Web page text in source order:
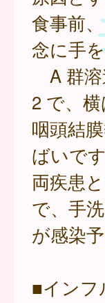
食事前
念に手
A 群溶
2 で、横
咽頭結
ばいで
両疾患
で、手
が感染
■インフ